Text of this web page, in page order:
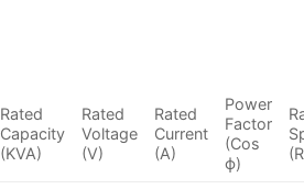
Rated
Capacity
(KVA)
Rated
Voltage
(V)
Rated
Current
(A)
Power
Factor
(Cos
ϕ)